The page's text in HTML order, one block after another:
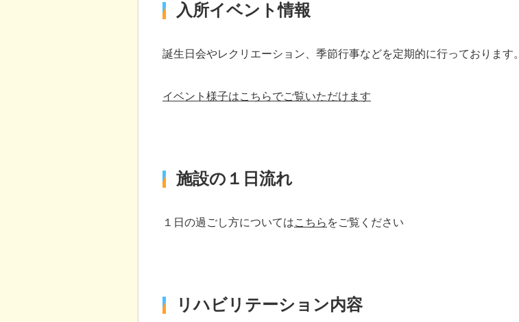
入所イベント情報
誕生日会やレクリエーション、季節行事などを定期的に行っております。
イベント様子はこちらでご覧いただけます
施設の１日流れ
１日の過ごし方についてはこちら をご覧ください
リハビリテーション内容